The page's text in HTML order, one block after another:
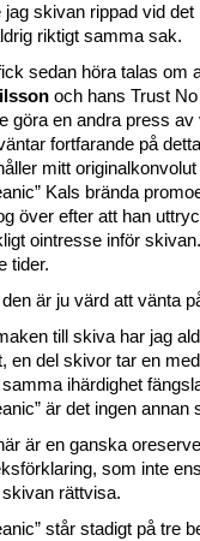
jag skivan rippad vid det
riktigt samma sak.
sedan höra talas om
och hans Trust
göra en andra press av
fortfarande på
mitt
Kals brända
över efter att han
ointresse inför
tider.
är ju värd att vänta
till skiva har jag
en del skivor tar en
ihärdighet
är det ingen annan
är en ganska
som inte
rättvisa.
står stadigt på tre